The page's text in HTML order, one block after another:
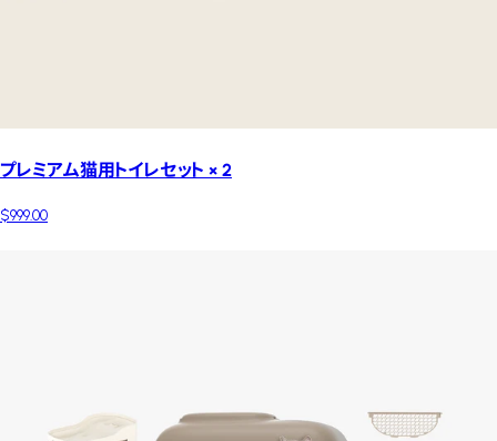
プレミアム猫用トイレセット × 2
$999.00